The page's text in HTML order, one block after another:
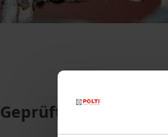
Geprüfte Wirksamkeit